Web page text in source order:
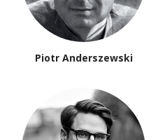
Piotr Anderszewski